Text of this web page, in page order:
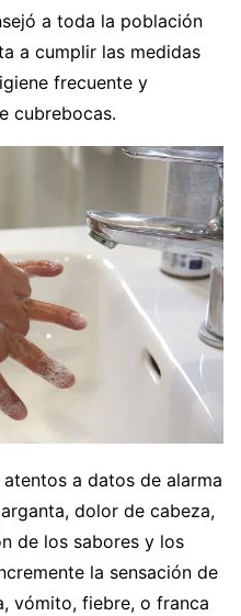
a toda la población
a cumplir las medidas
frecuente y
cubrebocas.
a datos de alarma
dolor de cabeza,
de los sabores y los
la sensación de
vómito, fiebre, o franca